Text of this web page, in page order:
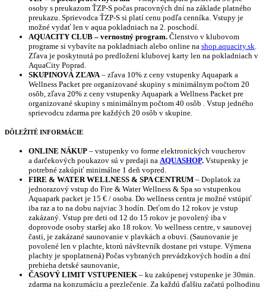
osoby s preukazom ŤZP-S počas pracovných dní na základe platného
preukazu. Sprievodca ŤZP-S si platí cenu podľa cenníka. Vstupy je
možné vydať len v aqua pokladniach na 2. poschodí.
AQUACITY CLUB – vernostný program. Členstvo v klubovom
programe si vybavíte na pokladniach alebo online na shop.aquacity.sk
Zľava je poskytnutá po predložení klubovej karty len na pokladniach v
AquaCity Poprad.
SKUPINOVÁ ZĽAVA – zľava 10% z ceny vstupenky Aquapark a
Wellness Packet pre organizované skupiny s minimálnym počtom 20
osôb, zľava 20% z ceny vstupenky Aquapark a Wellness Packet pre
organizované skupiny s minimálnym počtom 40 osôb . Vstup jedného
sprievodcu zdarma pre každých 20 osôb v skupine.
DÔLEŽITÉ INFORMÁCIE
ONLINE NÁKUP – vstupenky vo forme elektronických voucherov
a darčekových poukazov sú v predaji na AQUASHOP. Vstupenky je
potrebné zakúpiť minimálne 1 deň vopred.
FIRE & WATER WELLNESS & SPA CENTRUM – Doplatok za
jednorazový vstup do Fire & Water Wellness & Spa so vstupenkou
Aquapark packet je 15 € / osoba. Do wellness centra je možné vstúpiť
iba raz a to na dobu najviac 3 hodín. Deťom do 12 rokov je vstup
zakázaný. Vstup pre deti od 12 do 15 rokov je povolený iba v
doprovode osoby staršej ako 18 rokov. Vo wellness centre, v saunovej
časti, je zakázané saunovanie v plavkách a obuvi. (Saunovanie je
povolené len v plachte, ktorú návštevník dostane pri vstupe. Výmena
plachty je spoplatnená) Počas vybraných prevádzkových hodín a dní
prebieha detské saunovanie,
ČASOVÝ LIMIT VSTUPENIEK – ku zakúpenej vstupenke je 30min.
zdarma na konzumáciu a prezlečenie. Za každú ďalšiu začatú polhodinu